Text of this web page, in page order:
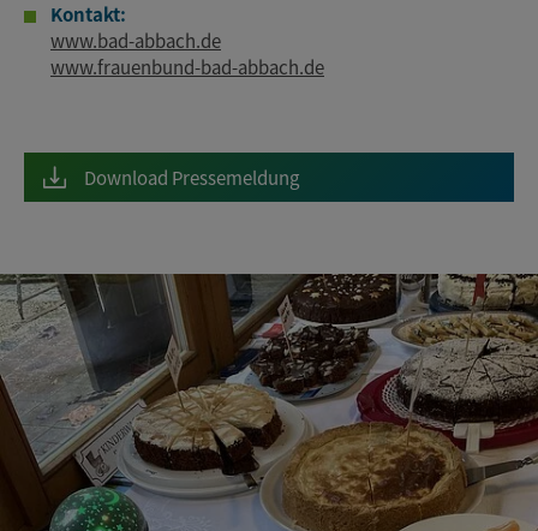
Kontakt:
www.bad-abbach.de
www.frauenbund-bad-abbach.de
Download Pressemeldung